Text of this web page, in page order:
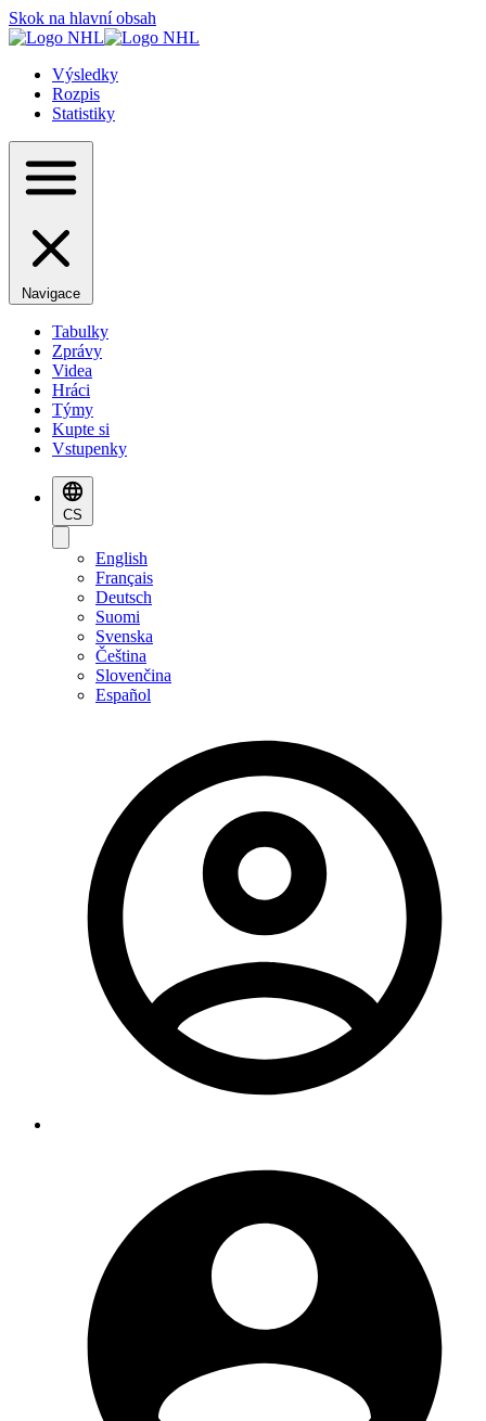
Skok na hlavní obsah
Výsledky
Rozpis
Statistiky
Navigace
Tabulky
Zprávy
Videa
Hráci
Týmy
Kupte si
Vstupenky
CS
English
Français
Deutsch
Suomi
Svenska
Čeština
Slovenčina
Español